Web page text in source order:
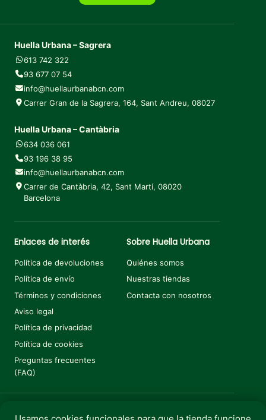
Huella Urbana – Sagrera
613 742 322
93 677 07 54
info@huellaurbanabcn.com
Carrer Gran de la Sagrera, 164, Sant Andreu, 08027
Huella Urbana – Cantàbria
634 036 061
93 196 38 95
info@huellaurbanabcn.com
Carrer de Cantàbria, 42, Sant Martí, 08020
Barcelona
Enlaces de interés
Política de devoluciones
Política de envío
Términos y condiciones
Aviso legal
Política de privacidad
Política de cookies
Preguntas frecuentes
(FAQ)
Sobre Huella Urbana
Quiénes somos
Nuestras tiendas
Contacta con nosotros